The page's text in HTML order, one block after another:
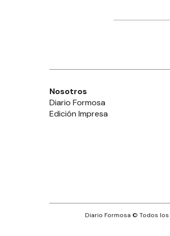
Nosotros
Diario Formosa
Edición Impresa
Diario Formosa © Todos los